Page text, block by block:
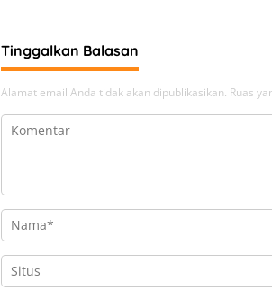
Tinggalkan Balasan
Alamat email Anda tidak akan dipublikasikan. Ruas